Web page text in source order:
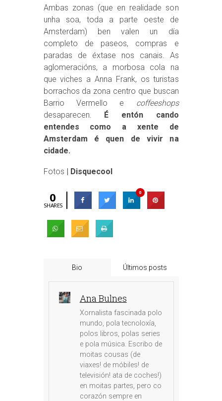
Ambas zonas (que en realidade son
unha soa, toda a parte oeste de
Amsterdam) ben valen un día
completo de paseos, compras e
paradas de éxtase nos canais. As
aglomeracións, a morbosa cola na
que viches a Anna Frank, os turistas
borrachos da zona centro que buscan
Barrio Vermello e coffeeshops
desaparecen. É entón cando
entendes como a xente de
Amsterdam é quen de vivir na
cidade.
Fotos | Disquecool
0
SHARES
0
Bio Últimos posts
Ana Bulnes
Xornalista fascinada polo
mundo, pola tecnoloxía,
polos libros, polas series
e pola música. Escribo de
moitas cousas (de
viaxes! de móbiles! de
televisión! ata de coches!)
en moitas partes, pero co
corazón sempre en